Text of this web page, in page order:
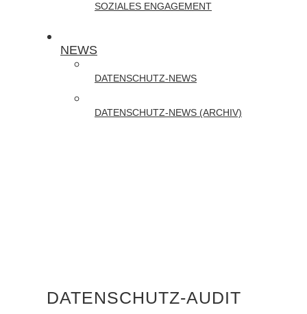
CYBER-
SECURITY
SOZIALES ENGAGEMENT
NEWS
DATENSCHUTZ-NEWS
DATENSCHUTZ-NEWS (ARCHIV)
DATENSCHUTZ-AUDIT